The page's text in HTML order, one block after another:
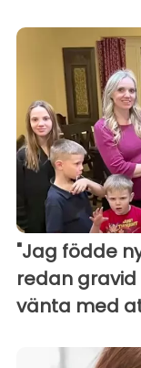
"Jag födde
redan gravid
vänta med